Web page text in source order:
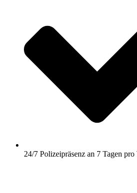
24/7 Polizeipräsenz an 7 Tagen pro